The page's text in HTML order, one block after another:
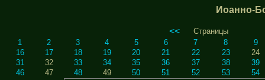
Иоанно-
<<
Страницы
1
2 3 4 5 6 7 8
9
16
17 18 19 20 21 22 23
24
31
32 33 34 35 36 37 38
39
46
47 48 49 50 51 52 53
54